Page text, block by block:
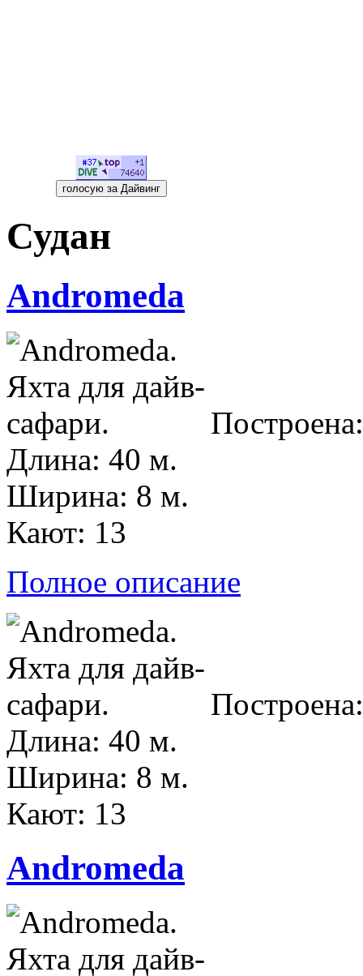
Судан
Andromeda
Длина: 40 м.
Ширина: 8 м.
Кают: 13
Полное описание
Длина: 40 м.
Ширина: 8 м.
Кают: 13
Andromeda